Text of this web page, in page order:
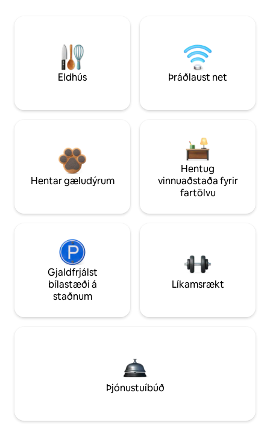
Eldhús Þráðlaust net
Hentar gæludýrum
Hentug
vinnuaðstaða fyrir
fartölvu
Gjaldfrjálst
bílastæði á
staðnum
Líkamsrækt
Þjónustuíbúð